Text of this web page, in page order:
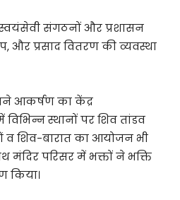
संगठनों और प्रशासन
और प्रसाद वितरण की व्यवस्था
आकर्षण का केंद्र
विभिन्न स्थानों पर शिव तांडव
व शिव-बारात का आयोजन भी
मंदिर परिसर में भक्तों ने भक्ति
किया।